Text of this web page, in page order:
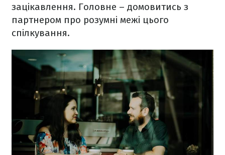
зацікавлення. Головне – домовитись з
партнером про розумні межі цього
спілкування.